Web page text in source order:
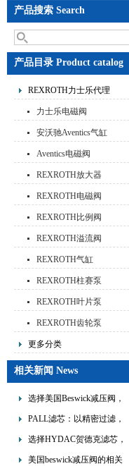
产品搜索 Search
产品目录 Product catalog
REXROTH力士乐代理
力士乐电磁阀
安沃驰Aventics气缸
Aventics电磁阀
REXROTH放大器
REXROTH电磁阀
REXROTH比例阀
REXROTH溢流阀
REXROTH气缸
REXROTH柱赛泵
REXROTH叶片泵
REXROTH齿轮泵
更多分类
相关新闻 News
选择美国Beswick减压阀，
提升流体系统效率
PALL滤芯：以精密过滤，
为工业流体筑起“隐形安全
选择HYDAC贺德克滤芯，
享受精准过滤与稳定性能
美国beswick减压阀的相关